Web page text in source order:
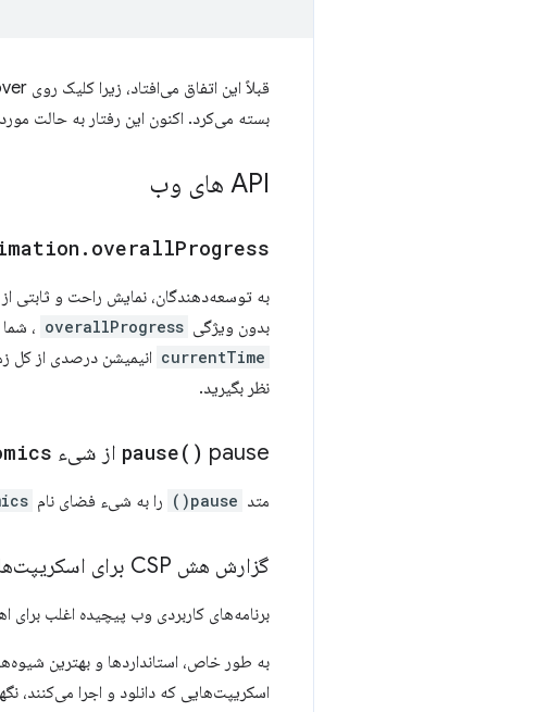
قبلاً این اتفاق می‌افتاد، زیرا کلیک روی popover به صورت حبابی به
بسته می‌کرد. اکنون این رفتار به حالت
API های وب
. overallProgress
به توسعه‌دهندگان، نمایش راحت و ثابتی
بدون ویژگی overallProgress ،
currentTime انیمیشن درصدی از کل
نظر بگیرید.
pause( ) pause از شیء
متد pause() را به شیء فضای نام
گزارش هش CSP برای اسکریپت‌ها
برنامه‌های کاربردی وب پیچیده اغلب برای
اسکریپت‌هایی که دانلود و اجرا می‌کنند،